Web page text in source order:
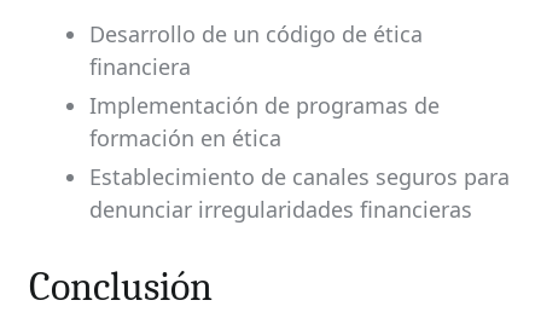
Desarrollo de un código de ética
financiera
Implementación de programas de
formación en ética
Establecimiento de canales seguros para
denunciar irregularidades financieras
Conclusión